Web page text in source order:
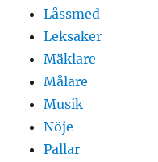
Låssmed
Leksaker
Mäklare
Målare
Musik
Nöje
Pallar